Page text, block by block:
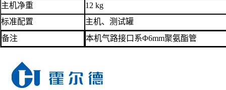
主机净重
12 kg
标准配置
主机、测试罐
备注
本机气路接口系Φ6mm聚氨酯管